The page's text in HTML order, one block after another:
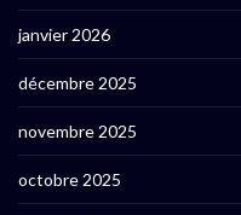
janvier 2026
décembre 2025
novembre 2025
octobre 2025